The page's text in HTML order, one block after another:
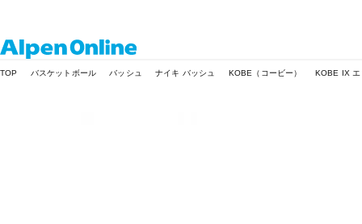
Online
TOP バスケットボール バッシュ ナイキ バッシュ KOBE（コービー） KOBE IX エ